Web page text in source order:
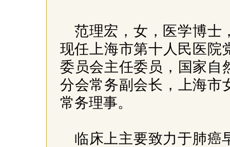
范理宏，女，医学博士
现任上海市第十人民医院
委员会主任委员，国家自
分会常务副会长，上海市
常务理事。
临床上主要致力于肺癌